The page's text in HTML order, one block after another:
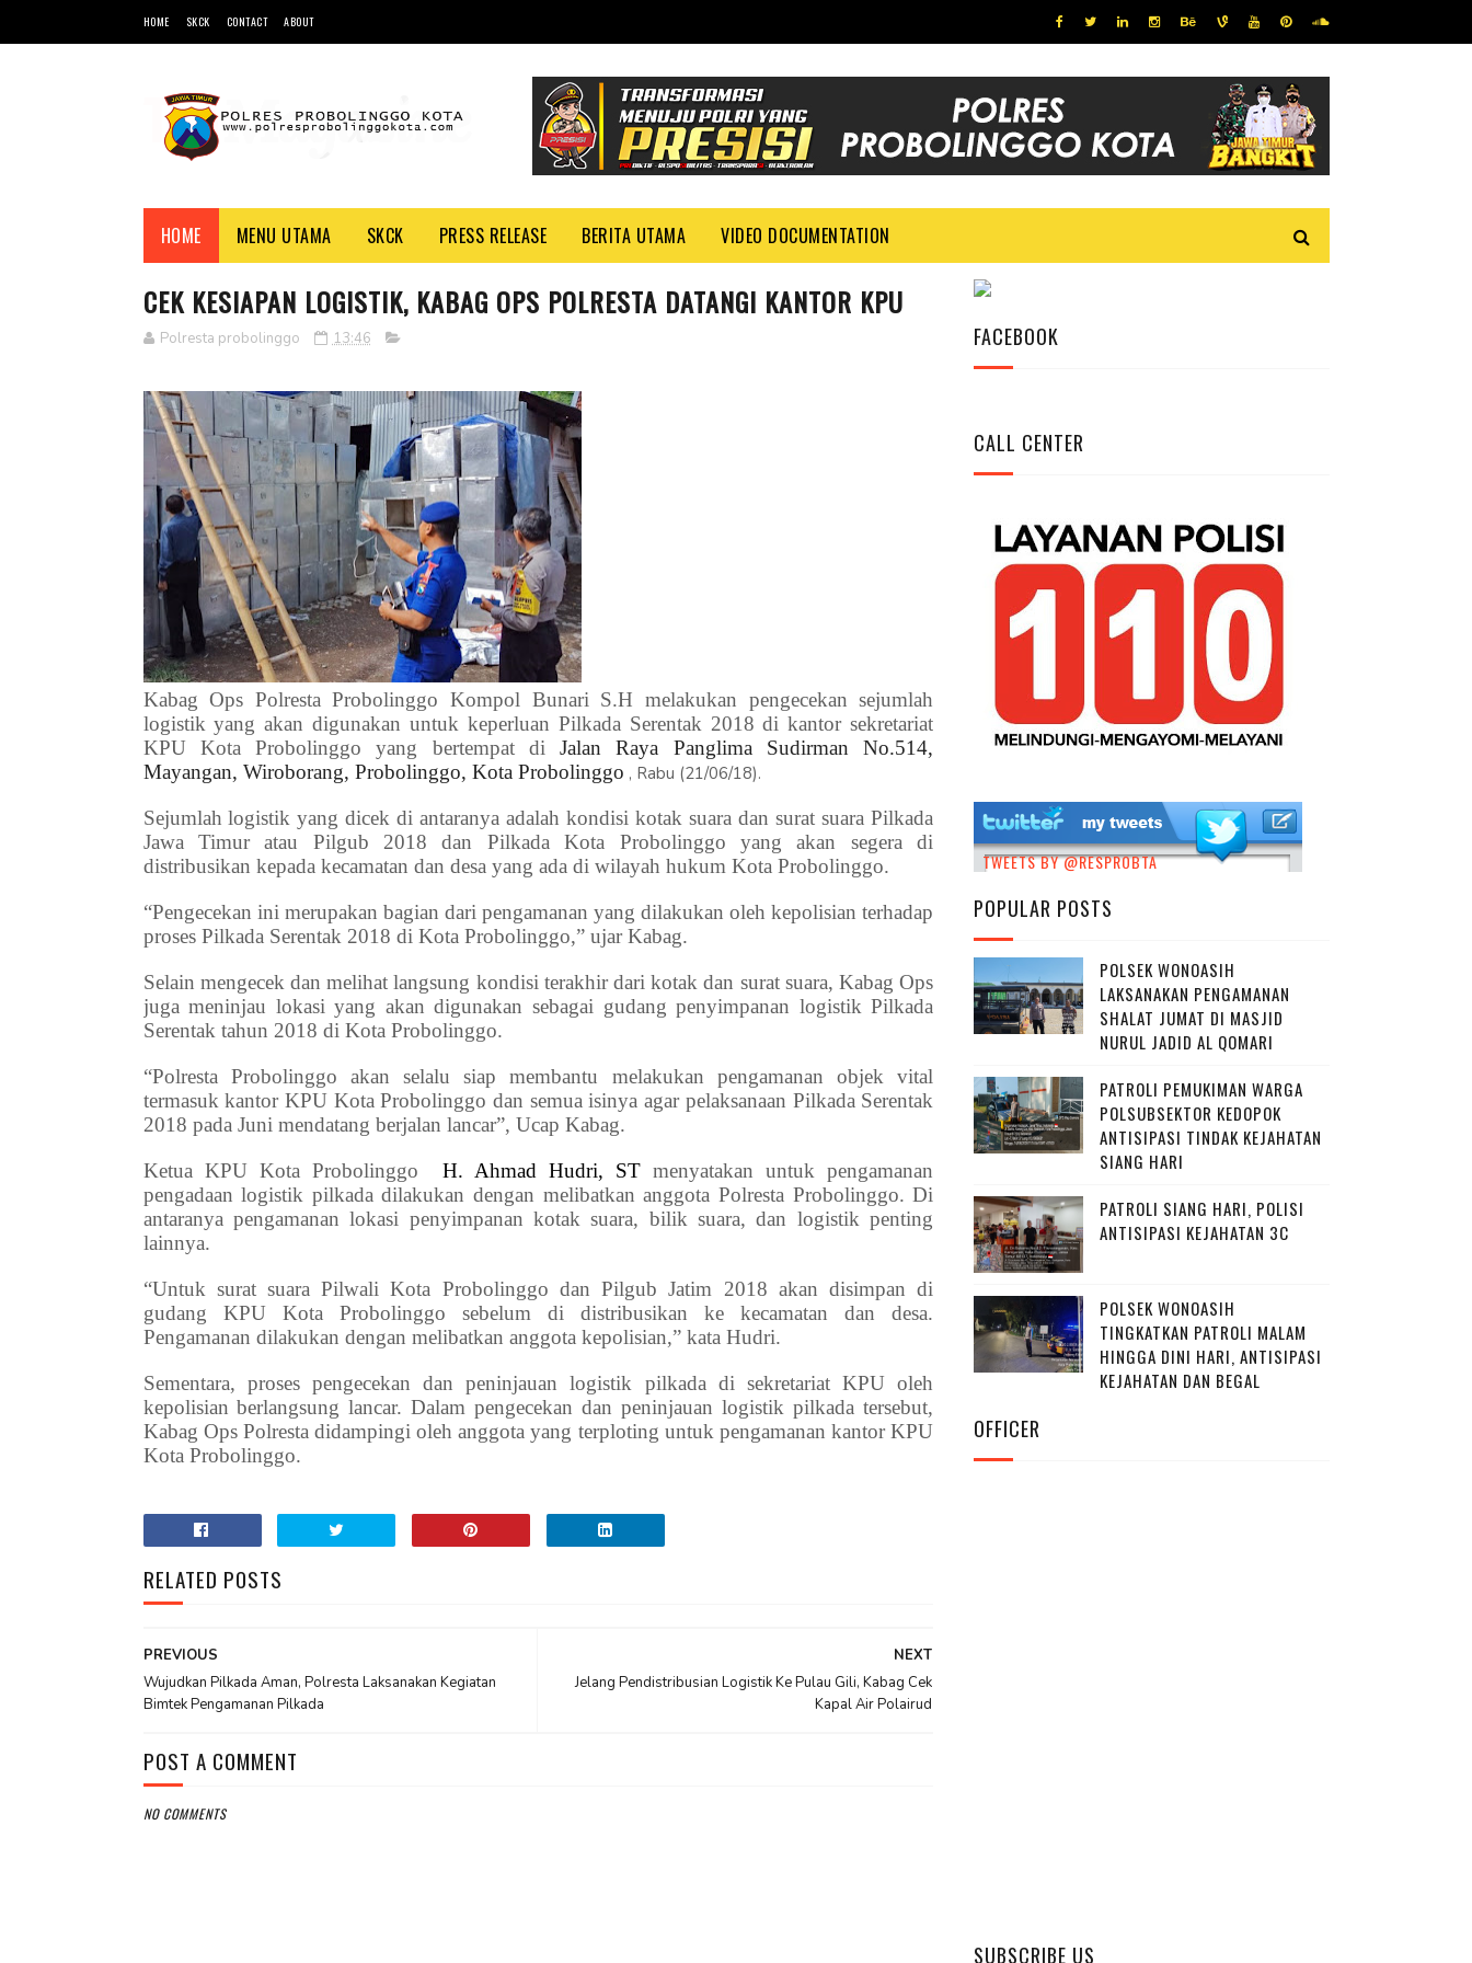
HOME SKCK CONTACT ABOUT
HOME MENU UTAMA SKCK PRESS RELEASE BERITA UTAMA VIDEO DOCUMENTATION
CEK KESIAPAN LOGISTIK, KABAG OPS POLRESTA DATANGI KANTOR KPU
Polresta probolinggo 13:46
Kabag Ops Polresta Probolinggo Kompol Bunari S.H melakukan pengecekan sejumlah
logistik yang akan digunakan untuk keperluan Pilkada Serentak 2018 di kantor sekretariat
KPU Kota Probolinggo yang bertempat di Jalan Raya Panglima Sudirman No.514,
Mayangan, Wiroborang, Probolinggo, Kota Probolinggo , Rabu (21/06/18).
Sejumlah logistik yang dicek di antaranya adalah kondisi kotak suara dan surat suara Pilkada
Jawa Timur atau Pilgub 2018 dan Pilkada Kota Probolinggo yang akan segera di
distribusikan kepada kecamatan dan desa yang ada di wilayah hukum Kota Probolinggo.
“Pengecekan ini merupakan bagian dari pengamanan yang dilakukan oleh kepolisian terhadap
proses Pilkada Serentak 2018 di Kota Probolinggo,” ujar Kabag.
Selain mengecek dan melihat langsung kondisi terakhir dari kotak dan surat suara, Kabag Ops
juga meninjau lokasi yang akan digunakan sebagai gudang penyimpanan logistik Pilkada
Serentak tahun 2018 di Kota Probolinggo.
“Polresta Probolinggo akan selalu siap membantu melakukan pengamanan objek vital
termasuk kantor KPU Kota Probolinggo dan semua isinya agar pelaksanaan Pilkada Serentak
2018 pada Juni mendatang berjalan lancar”, Ucap Kabag.
Ketua KPU Kota Probolinggo
H. Ahmad Hudri, ST menyatakan untuk pengamanan
pengadaan logistik pilkada dilakukan dengan melibatkan anggota Polresta Probolinggo. Di
antaranya pengamanan lokasi penyimpanan kotak suara, bilik suara, dan logistik penting
lainnya.
“Untuk surat suara Pilwali Kota Probolinggo dan Pilgub Jatim 2018 akan disimpan di
gudang KPU Kota Probolinggo sebelum di distribusikan ke kecamatan dan desa.
Pengamanan dilakukan dengan melibatkan anggota kepolisian,” kata Hudri.
Sementara, proses pengecekan dan peninjauan logistik pilkada di sekretariat KPU oleh
kepolisian berlangsung lancar. Dalam pengecekan dan peninjauan logistik pilkada tersebut,
Kabag Ops Polresta didampingi oleh anggota yang terploting untuk pengamanan kantor KPU
Kota Probolinggo.
RELATED POSTS
NEXT
Jelang Pendistribusian Logistik Ke Pulau Gili, Kabag Cek
Kapal Air Polairud
PREVIOUS
Wujudkan Pilkada Aman, Polresta Laksanakan Kegiatan
Bimtek Pengamanan Pilkada
POST A COMMENT
NO COMMENTS
FACEBOOK
CALL CENTER
TWEETS BY @RESPROBTA
POPULAR POSTS
POLSEK WONOASIH
LAKSANAKAN PENGAMANAN
SHALAT JUMAT DI MASJID
NURUL JADID AL QOMARI
PATROLI PEMUKIMAN WARGA
POLSUBSEKTOR KEDOPOK
ANTISIPASI TINDAK KEJAHATAN
SIANG HARI
PATROLI SIANG HARI, POLISI
ANTISIPASI KEJAHATAN 3C
POLSEK WONOASIH
TINGKATKAN PATROLI MALAM
HINGGA DINI HARI, ANTISIPASI
KEJAHATAN DAN BEGAL
OFFICER
SUBSCRIBE US